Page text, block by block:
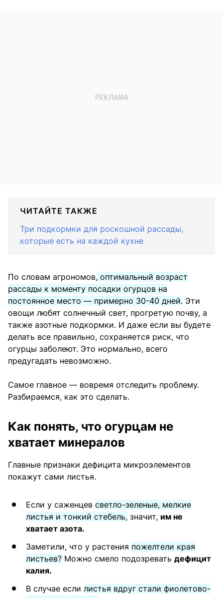
ЧИТАЙТЕ ТАКЖЕ
Три подкормки для роскошной рассады,
которые есть на каждой кухне
По словам агрономов, оптимальный возраст
рассады к моменту посадки огурцов на
постоянное место — примерно 30-40 дней. Эти
овощи любят солнечный свет, прогретую почву, а
также азотные подкормки. И даже если вы будете
делать все правильно, сохраняется риск, что
огурцы заболеют. Это нормально, всего
предугадать невозможно.
Самое главное — вовремя отследить проблему.
Разбираемся, как это сделать.
Как понять, что огурцам не
хватает минералов
Главные признаки дефицита микроэлементов
покажут сами листья.
Если у саженцев светло-зеленые, мелкие
листья и тонкий стебель, значит, им не
хватает азота.
Заметили, что у растения пожелтели края
листьев? Можно смело подозревать дефицит
калия.
В случае если листья вдруг стали фиолетово-